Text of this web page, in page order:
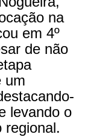
na
em 4º
de não
um
levando o
regional.